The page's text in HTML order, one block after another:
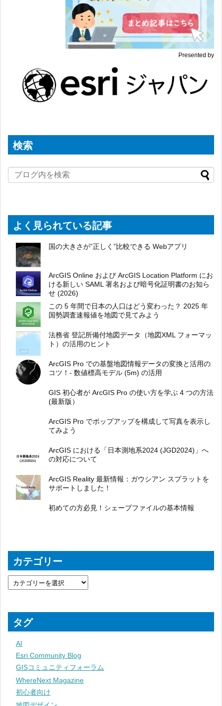
Presented by
検索
よく見られている記事
国の大きさが”正しく”比較できる Webアプリ
ArcGIS Online および ArcGIS Location Platform にお
ける新しい SAML 署名および暗号化証明書のお知ら
せ (2026)
この 5 年間で日本の人口はどう変わった？ 2025 年
国勢調査速報値を地図で見てみよう
法務省 登記所備付地図データ（地図XML フォーマッ
ト）の活用のヒント
ArcGIS Pro での基盤地図情報データの変換と活用の
コツ！- 数値標高モデル (5m) の活用
GIS 初心者が ArcGIS Pro の使い方を学ぶ 4 つの方法
(最新版）
ArcGIS Pro でポップアップを構成して写真を表示し
てみよう
ArcGIS における「日本測地系2024 (JGD2024)」へ
の対応について
ArcGIS Reality 最新情報：ガウシアン スプラットを
サポートしました！
初めての方必見！シェープファイルの基本情報
カテゴリー
タグ
AI
Esri Community Blog
GISコミュニティフォーラム
WhereNext Magazine
初心者向け